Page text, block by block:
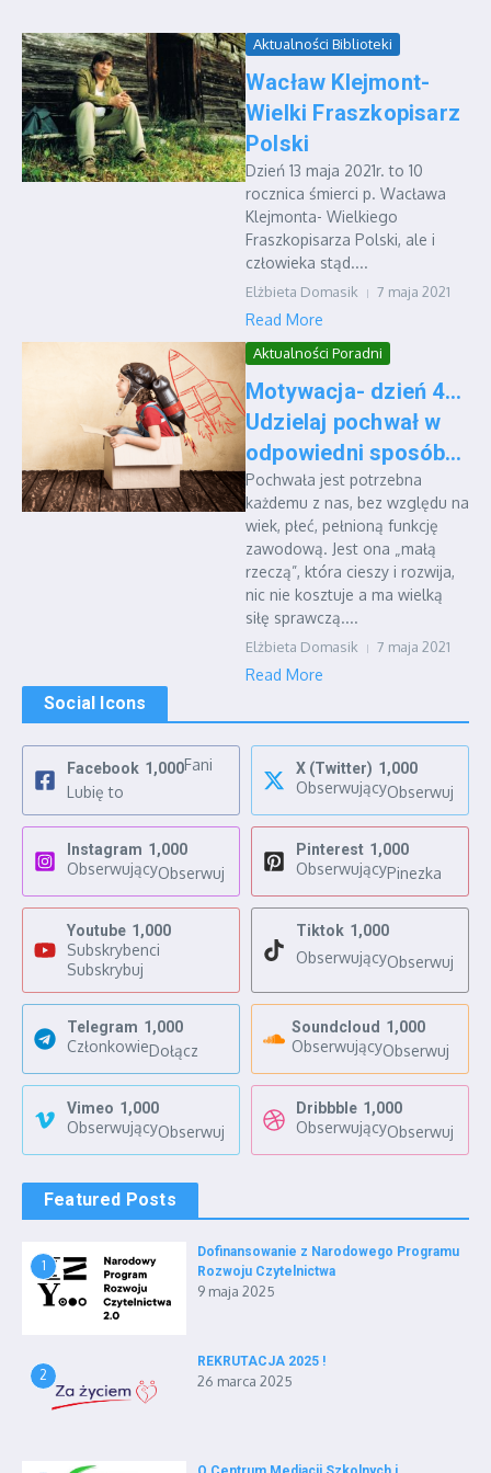
Aktualności Biblioteki
Wacław Klejmont-
Wielki Fraszkopisarz
Polski
Dzień 13 maja 2021r. to 10
rocznica śmierci p. Wacława
Klejmonta- Wielkiego
Fraszkopisarza Polski, ale i
człowieka stąd....
Elżbieta Domasik 7 maja 2021
Read More
Aktualności Poradni
Motywacja- dzień 4…
Udzielaj pochwał w
odpowiedni sposób…
Pochwała jest potrzebna
każdemu z nas, bez względu na
wiek, płeć, pełnioną funkcję
zawodową. Jest ona „małą
rzeczą”, która cieszy i rozwija,
nic nie kosztuje a ma wielką
siłę sprawczą....
Elżbieta Domasik 7 maja 2021
Read More
Social Icons
Facebook 1,000Fani
Lubię to
X (Twitter) 1,000
ObserwującyObserwuj
Instagram 1,000
ObserwującyObserwuj
Pinterest 1,000
ObserwującyPinezka
Youtube 1,000
Subskrybenci
Subskrybuj
Tiktok 1,000
ObserwującyObserwuj
Telegram 1,000
CzłonkowieDołącz
Soundcloud 1,000
ObserwującyObserwuj
Vimeo 1,000
ObserwującyObserwuj
Dribbble 1,000
ObserwującyObserwuj
Featured Posts
1
Dofinansowanie z Narodowego Programu
Rozwoju Czytelnictwa
9 maja 2025
2
REKRUTACJA 2025 !
26 marca 2025